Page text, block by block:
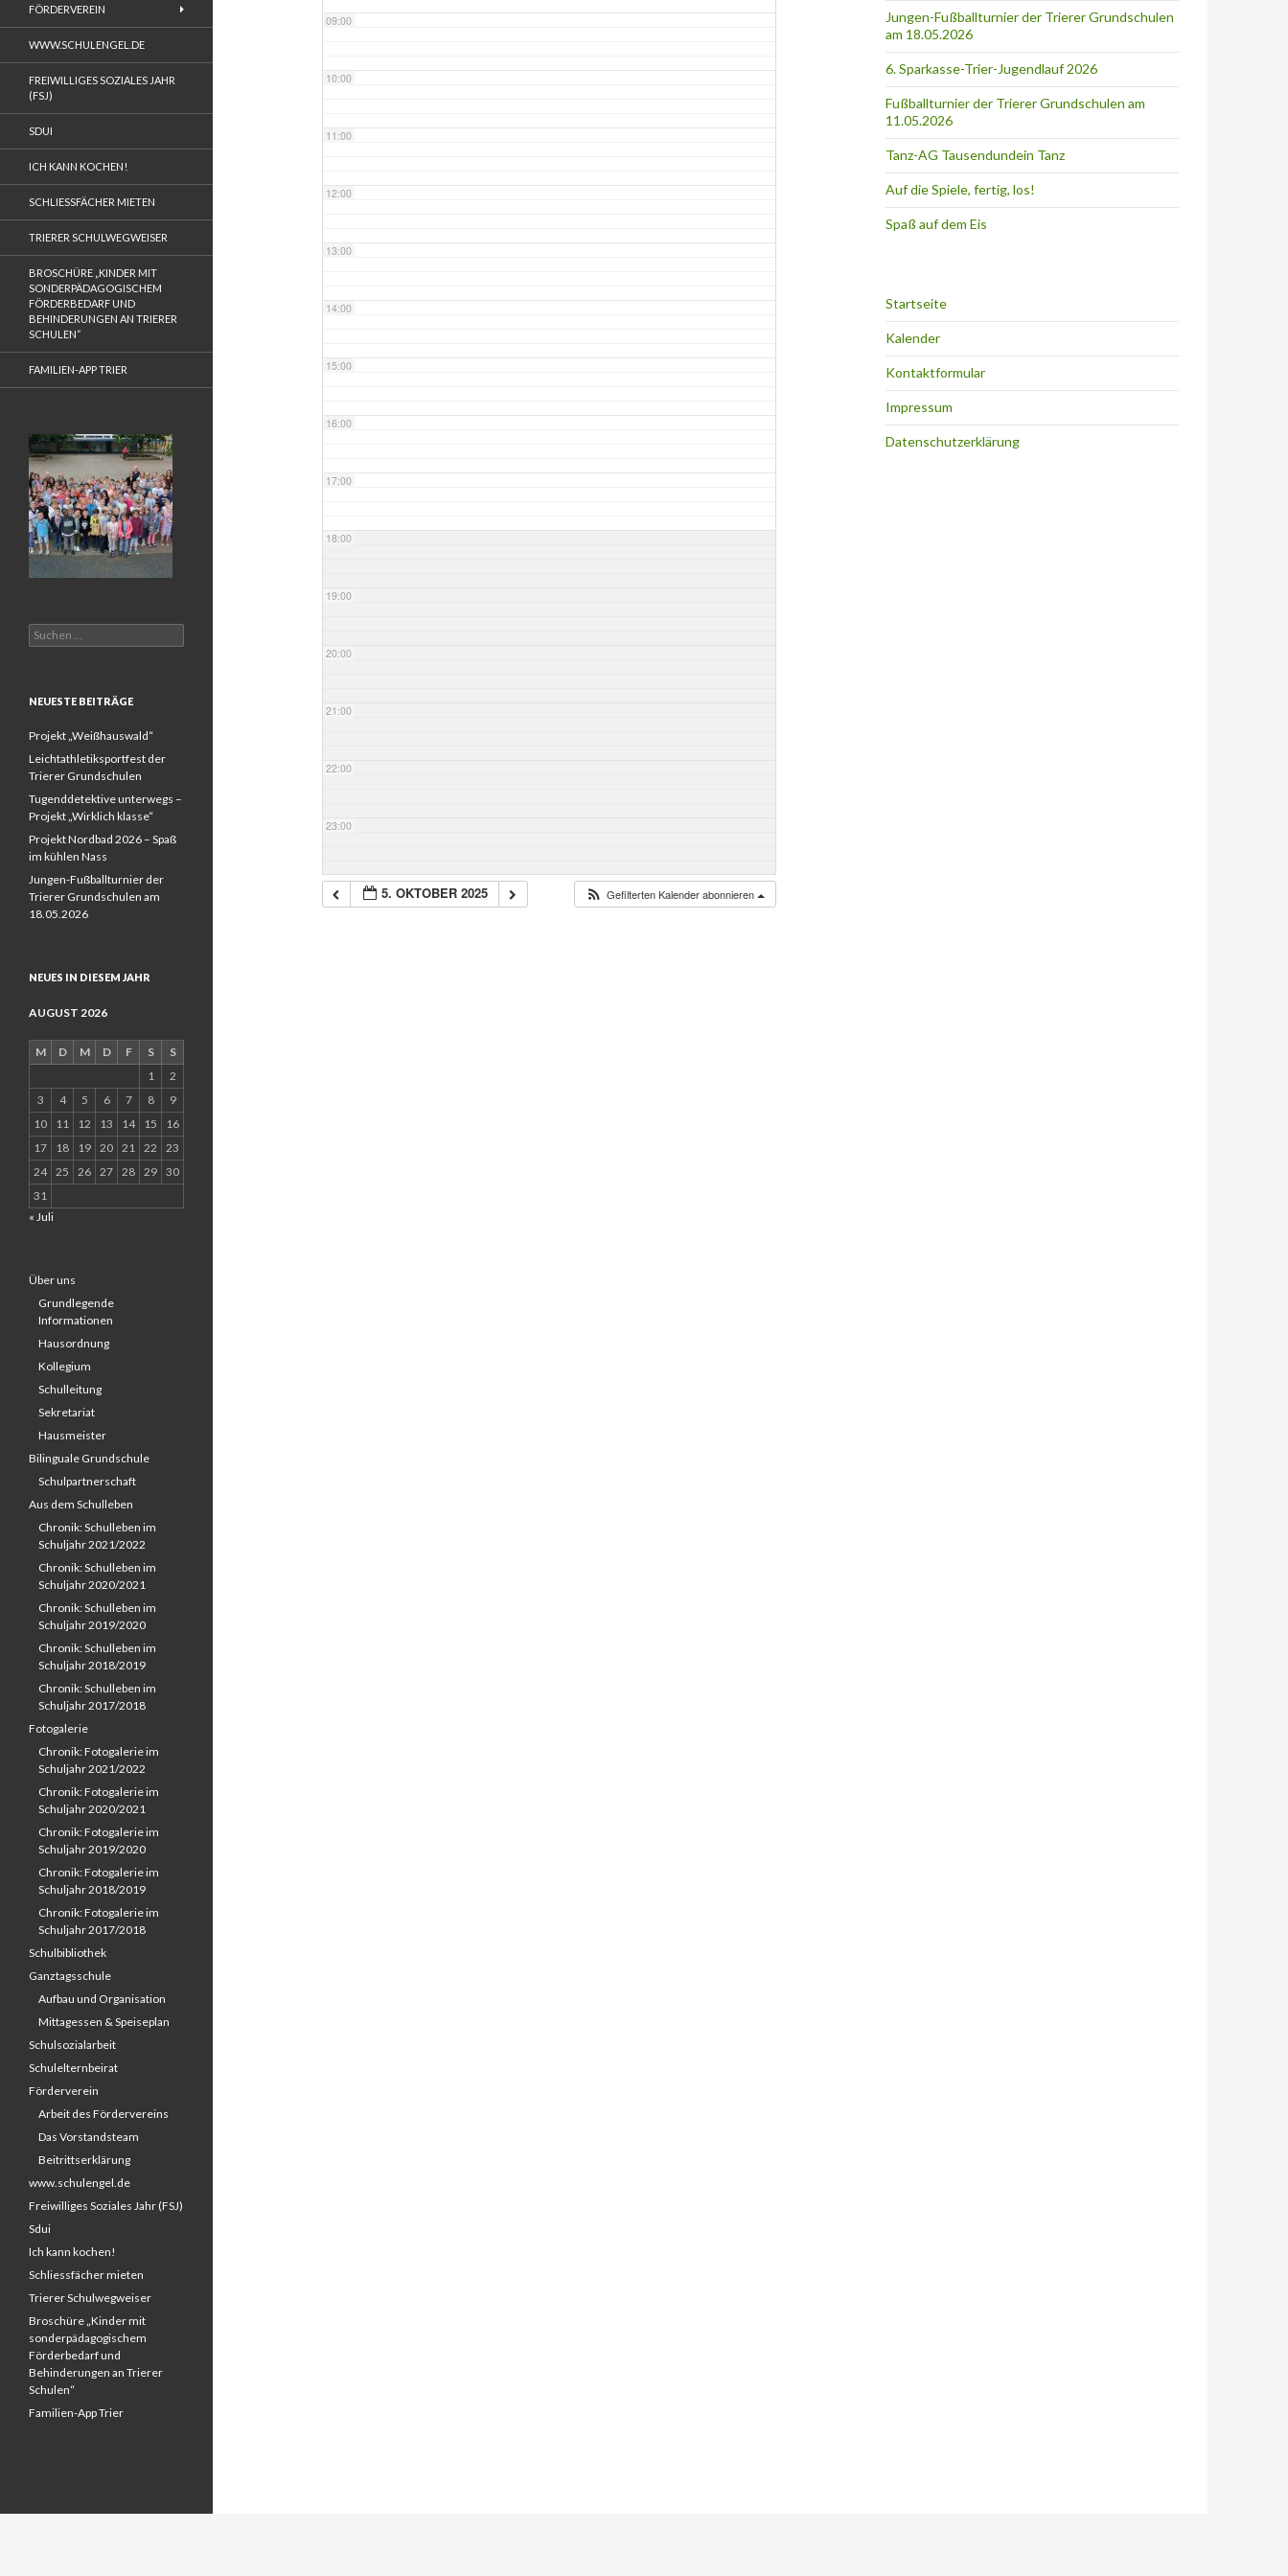
09:00
10:00
11:00
12:00
13:00
14:00
15:00
16:00
17:00
18:00
19:00
20:00
21:00
22:00
23:00
5. OKTOBER 2025 Gefilterten Kalender abonnieren
Jungen-Fußballturnier der Trierer Grundschulen
am 18.05.2026
6. Sparkasse-Trier-Jugendlauf 2026
Fußballturnier der Trierer Grundschulen am
11.05.2026
Tanz-AG Tausendundein Tanz
Auf die Spiele, fertig, los!
Spaß auf dem Eis
Startseite
Kalender
Kontaktformular
Impressum
Datenschutzerklärung
FÖRDERVEREIN
WWW.SCHULENGEL.DE
FREIWILLIGES SOZIALES JAHR
(FSJ)
SDUI
ICH KANN KOCHEN!
SCHLIESSFÄCHER MIETEN
TRIERER SCHULWEGWEISER
BROSCHÜRE „KINDER MIT
SONDERPÄDAGOGISCHEM
FÖRDERBEDARF UND
BEHINDERUNGEN AN TRIERER
SCHULEN“
FAMILIEN-APP TRIER
Suchen
nach:
NEUESTE BEITRÄGE
Projekt „Weißhauswald“
Leichtathletiksportfest der
Trierer Grundschulen
Tugenddetektive unterwegs –
Projekt „Wirklich klasse“
Projekt Nordbad 2026 – Spaß
im kühlen Nass
Jungen-Fußballturnier der
Trierer Grundschulen am
18.05.2026
NEUES IN DIESEM JAHR
AUGUST 2026
M D M D F S
S
1
2
3
4 5 6 7 8
9
10
11 12 13 14 15
16
17
18 19 20 21 22
23
24 25 26 27 28 29 30
31
« Juli
Über uns
Grundlegende
Informationen
Hausordnung
Kollegium
Schulleitung
Sekretariat
Hausmeister
Bilinguale Grundschule
Schulpartnerschaft
Aus dem Schulleben
Chronik: Schulleben im
Schuljahr 2021/2022
Chronik: Schulleben im
Schuljahr 2020/2021
Chronik: Schulleben im
Schuljahr 2019/2020
Chronik: Schulleben im
Schuljahr 2018/2019
Chronik: Schulleben im
Schuljahr 2017/2018
Fotogalerie
Chronik: Fotogalerie im
Schuljahr 2021/2022
Chronik: Fotogalerie im
Schuljahr 2020/2021
Chronik: Fotogalerie im
Schuljahr 2019/2020
Chronik: Fotogalerie im
Schuljahr 2018/2019
Chronik: Fotogalerie im
Schuljahr 2017/2018
Schulbibliothek
Ganztagsschule
Aufbau und Organisation
Mittagessen & Speiseplan
Schulsozialarbeit
Schulelternbeirat
Förderverein
Arbeit des Fördervereins
Das Vorstandsteam
Beitrittserklärung
www.schulengel.de
Freiwilliges Soziales Jahr (FSJ)
Sdui
Ich kann kochen!
Schliessfächer mieten
Trierer Schulwegweiser
Broschüre „Kinder mit
sonderpädagogischem
Förderbedarf und
Behinderungen an Trierer
Schulen“
Familien-App Trier